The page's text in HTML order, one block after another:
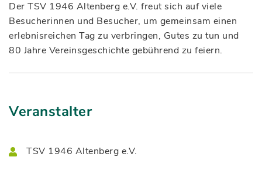
Der TSV 1946 Altenberg e.V. freut sich auf viele
Besucherinnen und Besucher, um gemeinsam einen
erlebnisreichen Tag zu verbringen, Gutes zu tun und
80 Jahre Vereinsgeschichte gebührend zu feiern.
Veranstalter
TSV 1946 Altenberg e.V.